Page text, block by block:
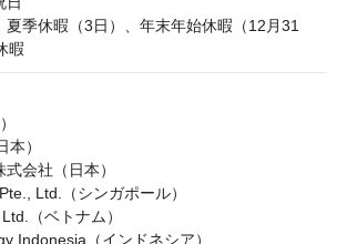
夏季休暇（3日）、年末年始休暇（12月31
暇
）
会社（日本）
Ltd.（シンガポール）
（ベトナム）
Indonesia（インドネシア）